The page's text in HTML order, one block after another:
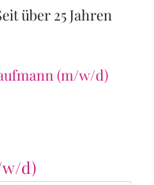
über 25 Jahren
(m/w/d)
w/d)